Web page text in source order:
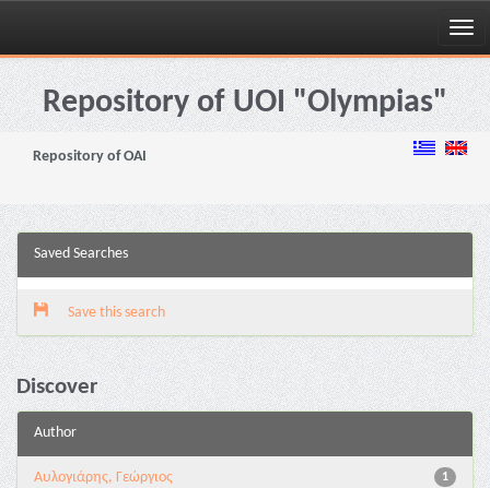
Skip
navigationRepository of UOI "Olympias"
Repository of OAI
Saved Searches
Save this search
Discover
Author
1
Αυλογιάρης, Γεώργιος